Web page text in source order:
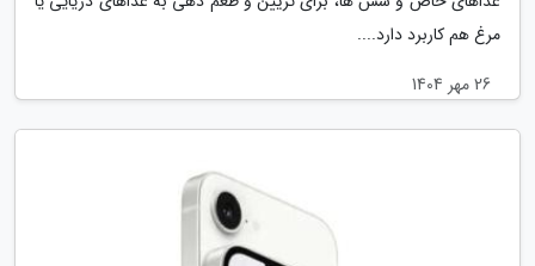
مرغ هم کاربرد دارد....
26 مهر 1404